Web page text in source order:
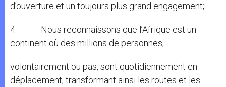
d’ouverture et un toujours plus grand engagement;
4. Nous reconnaissons que l’Afrique est un
continent où des millions de personnes,
volontairement ou pas, sont quotidiennement en
déplacement, transformant ainsi les routes et les